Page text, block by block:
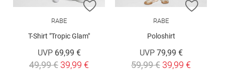
ZUR WUNSCHLISTE HINZUFÜGEN
RABE
T-Shirt "Tropic Glam"
UVP 69,99 €
49,99 € 39,99 €
ZUR
RABE
Poloshirt
UVP 79,99 €
59,99 € 39,99 €